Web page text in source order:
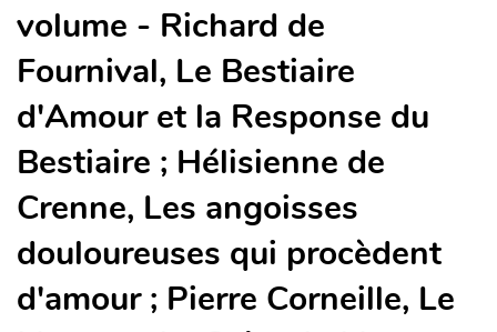
volume - Richard de
Fournival, Le Bestiaire
d'Amour et la Response du
Bestiaire ; Hélisienne de
Crenne, Les angoisses
douloureuses qui procèdent
d'amour ; Pierre Corneille, Le